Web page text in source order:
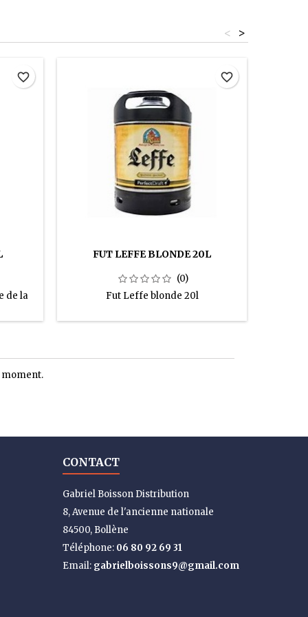
>
<
de la
favorite_border
FUT LEFFE BLONDE 20L
(0)
Fut Leffe blonde 20l
favorite_border
moment.
CONTACT
Gabriel Boisson Distribution
8, Avenue de l'ancienne nationale
84500, Bollène
Téléphone: 06 80 92 69 31
Email: gabrielboissons9@gmail.com